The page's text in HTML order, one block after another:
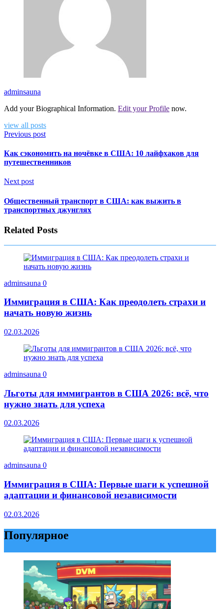
adminsauna
Add your Biographical Information. Edit your Profile now.
view all posts
Previous post
Как сэкономить на ночёвке в США: 10 лайфхаков для
путешественников
Next post
Общественный транспорт в США: как выжить в
транспортных джунглях
Related Posts
adminsauna 0
Иммиграция в США: Как преодолеть страхи и
начать новую жизнь
02.03.2026
adminsauna 0
Льготы для иммигрантов в США 2026: всё, что
нужно знать для успеха
02.03.2026
adminsauna 0
Иммиграция в США: Первые шаги к успешной
адаптации и финансовой независимости
02.03.2026
Популярное